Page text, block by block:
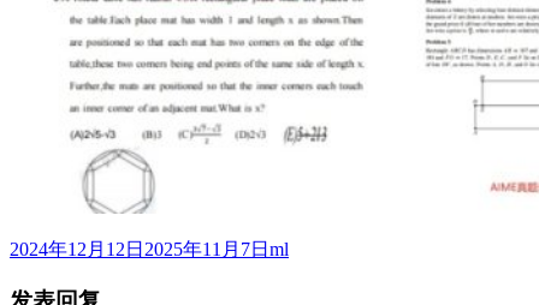
发
于
2024年12月12日 2025年11月7日 作
ml